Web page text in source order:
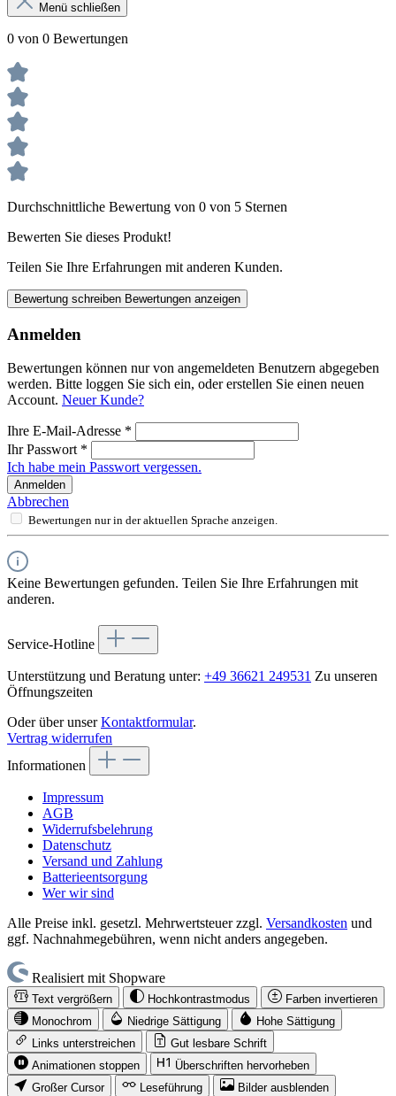
Menü schließen
0 von 0 Bewertungen
Durchschnittliche Bewertung von 0 von 5 Sternen
Bewerten Sie dieses Produkt!
Teilen Sie Ihre Erfahrungen mit anderen Kunden.
Bewertung schreiben Bewertungen anzeigen
Anmelden
Bewertungen können nur von angemeldeten Benutzern abgegeben
werden. Bitte loggen Sie sich ein, oder erstellen Sie einen neuen
Account. Neuer Kunde?
Ihre E-Mail-Adresse *
Ihr Passwort *
Ich habe mein Passwort vergessen.
Anmelden
Abbrechen
Bewertungen nur in der aktuellen Sprache anzeigen.
Keine Bewertungen gefunden. Teilen Sie Ihre Erfahrungen mit
anderen.
Service-Hotline
Unterstützung und Beratung unter: +49 36621 249531 Zu unseren
Öffnungszeiten
Oder über unserKontaktformular.
Vertrag widerrufen
Informationen
Impressum
AGB
Widerrufsbelehrung
Datenschutz
Versand und Zahlung
Batterieentsorgung
Wer wir sind
Alle Preise inkl. gesetzl. Mehrwertsteuer zzgl. Versandkosten und
ggf. Nachnahmegebühren, wenn nicht anders angegeben.
Realisiert mit Shopware
Text vergrößern Hochkontrastmodus
Farben invertieren
Monochrom
Niedrige Sättigung
Hohe Sättigung
Links unterstreichen
Gut lesbare Schrift
Animationen stoppen
Überschriften hervorheben
Großer Cursor
Leseführung Bilder ausblenden